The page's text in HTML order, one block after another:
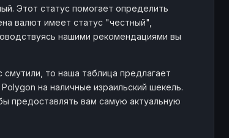
Этот статус помогает определить
валют имеет статус "честный",
нашими рекомендациями вы
то наша таблица предлагает
на наличные израильский шекель.
предоставлять вам самую актуальную